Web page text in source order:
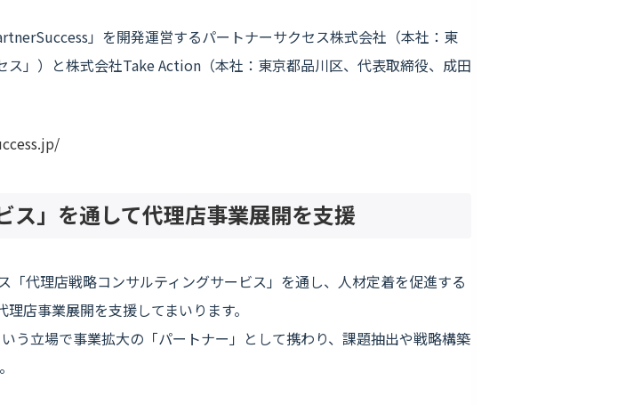
」を開発運営するパートナーサクセス株式会社（本社：東
」）と株式会社Take Action（本社：東京都品川区、代表取締役、成⽥
」を通して代理店事業展開を支援
代理店戦略コンサルティングサービス」を通し、⼈材定着を促進する
店事業展開を支援してまいります。
う立場で事業拡大の「パートナー」として携わり、課題抽出や戦略構築